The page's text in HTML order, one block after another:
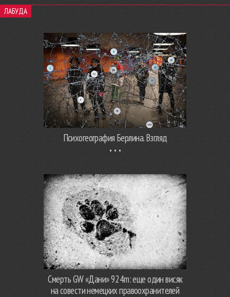
ЛАБУДА
Психогеография Берлина. Взгляд
Смерть GW «Дани» 924m: еще один висяк
на совести немецких правоохранителей